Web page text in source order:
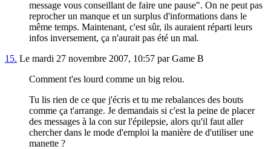
message vous conseillant de faire une pause". On ne peut pas
reprocher un manque et un surplus d'informations dans le
même temps. Maintenant, c'est sûr, ils auraient réparti leurs
infos inversement, ça n'aurait pas été un mal.
15. Le mardi 27 novembre 2007, 10:57 par Game B
Comment t'es lourd comme un big relou.
Tu lis rien de ce que j'écris et tu me rebalances des bouts
comme ça t'arrange. Je demandais si c'est la peine de placer
des messages à la con sur l'épilepsie, alors qu'il faut aller
chercher dans le mode d'emploi la manière de d'utiliser une
manette ?